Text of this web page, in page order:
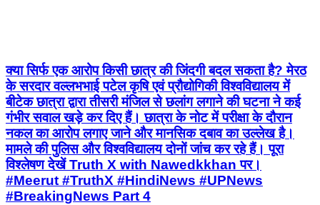
क्या सिर्फ एक आरोप किसी छात्र की जिंदगी बदल सकता है? मेरठ
के सरदार वल्लभभाई पटेल कृषि एवं प्रौद्योगिकी विश्वविद्यालय में
बीटेक छात्रा द्वारा तीसरी मंजिल से छलांग लगाने की घटना ने कई
गंभीर सवाल खड़े कर दिए हैं। छात्रा के नोट में परीक्षा के दौरान
नकल का आरोप लगाए जाने और मानसिक दबाव का उल्लेख है।
मामले की पुलिस और विश्वविद्यालय दोनों जांच कर रहे हैं। पूरा
विश्लेषण देखें Truth X with Nawedkkhan पर।
#Meerut #TruthX #HindiNews #UPNews
#BreakingNews Part 4